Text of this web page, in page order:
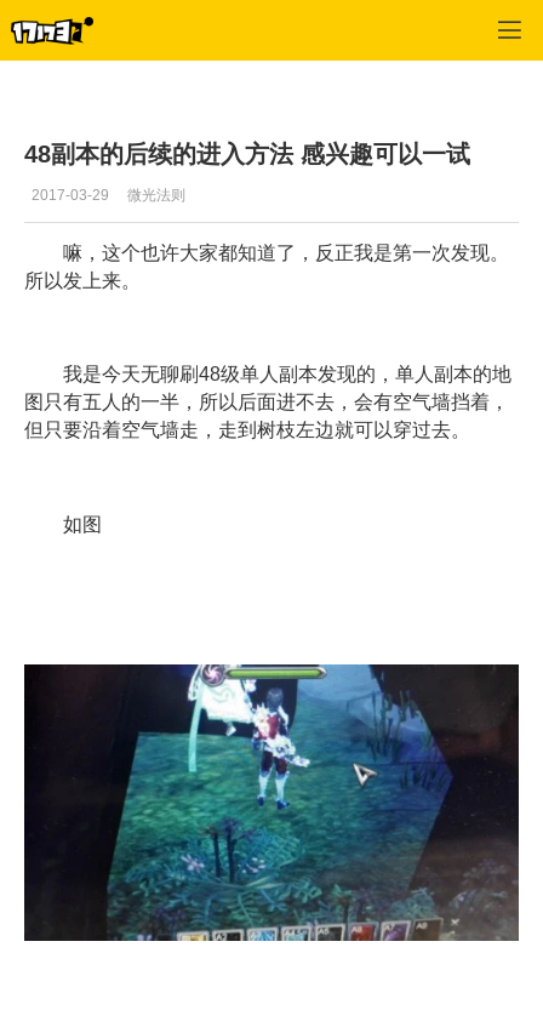
48副本的后续的进入方法 感兴趣可以一试
2017-03-29 微光法则
嘛，这个也许大家都知道了，反正我是第一次发现。
所以发上来。
我是今天无聊刷48级单人副本发现的，单人副本的地
图只有五人的一半，所以后面进不去，会有空气墙挡着，
但只要沿着空气墙走，走到树枝左边就可以穿过去。
如图